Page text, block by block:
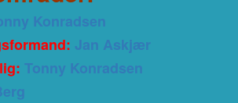
Konradsen
Jan Askjær
Tonny Konradsen